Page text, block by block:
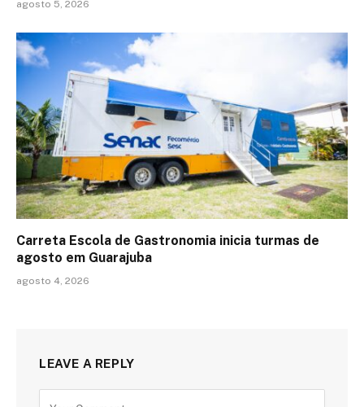
agosto 5, 2026
Carreta Escola de Gastronomia inicia turmas de
agosto em Guarajuba
agosto 4, 2026
LEAVE A REPLY